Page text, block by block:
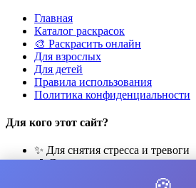
Главная
Каталог раскрасок
🎨 Раскрасить онлайн
Для взрослых
Для детей
Правила использования
Политика конфиденциальности
Для кого этот сайт?
✨ Для снятия стресса и тревоги
🎨 Для развития креативности
🧘 Для медитации и расслабления